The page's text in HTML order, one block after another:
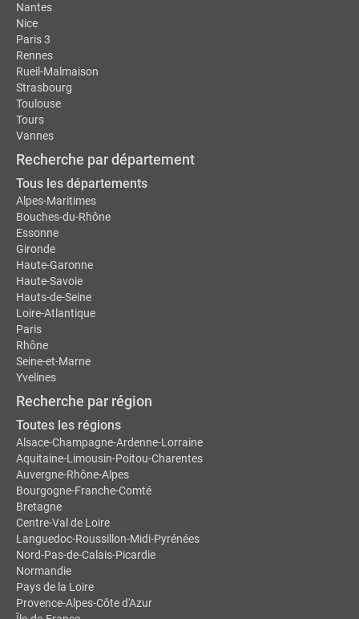
Nantes
Nice
Paris 3
Rennes
Rueil-Malmaison
Strasbourg
Toulouse
Tours
Vannes
Recherche par département
Tous les départements
Alpes-Maritimes
Bouches-du-Rhône
Essonne
Gironde
Haute-Garonne
Haute-Savoie
Hauts-de-Seine
Loire-Atlantique
Paris
Rhône
Seine-et-Marne
Yvelines
Recherche par région
Toutes les régions
Alsace-Champagne-Ardenne-Lorraine
Aquitaine-Limousin-Poitou-Charentes
Auvergne-Rhône-Alpes
Bourgogne-Franche-Comté
Bretagne
Centre-Val de Loire
Languedoc-Roussillon-Midi-Pyrénées
Nord-Pas-de-Calais-Picardie
Normandie
Pays de la Loire
Provence-Alpes-Côte d'Azur